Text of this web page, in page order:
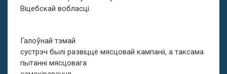
Віцебскай вобласці.
Галоўнай тэмай
сустрэч былі развіццё мясцовай кампаніі, а таксама
пытанні мясцовага